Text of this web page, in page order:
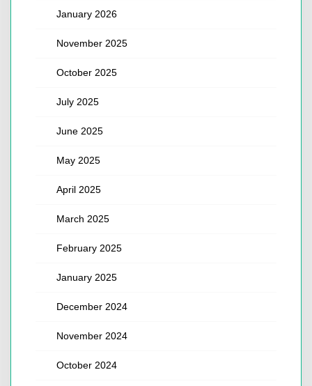
January 2026
November 2025
October 2025
July 2025
June 2025
May 2025
April 2025
March 2025
February 2025
January 2025
December 2024
November 2024
October 2024